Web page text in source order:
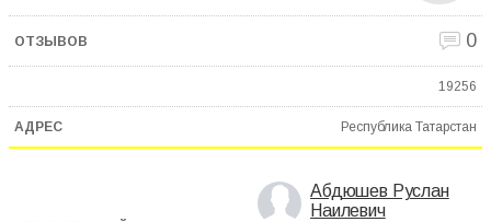
0
19256
Республика Татарстан
Абдюшев Руслан
Наилевич